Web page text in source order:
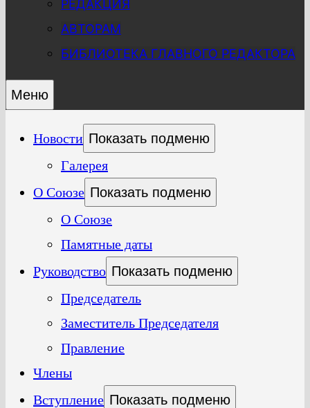
РЕДАКЦИЯ
АВТОРАМ
БИБЛИОТЕКА ГЛАВНОГО РЕДАКТОРА
Меню
Новости Показать подменю
Галерея
О Союзе Показать подменю
О Союзе
Памятные даты
Руководство Показать подменю
Председатель
Заместитель Председателя
Правление
Члены
Вступление Показать подменю